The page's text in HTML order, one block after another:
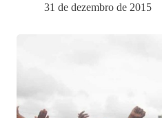
31 de dezembro de 2015